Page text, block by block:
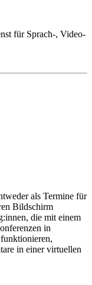
für Sprach-, Video-
eröffnen oder
gibt viele
Discord-Bot
nicht die
führen.
als Termine für
Bildschirm
die mit einem
in
in einer virtuellen